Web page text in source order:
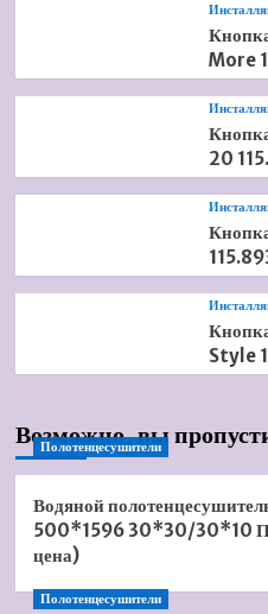
More
20
Style
Возможно, вы
Полотенцесушители
Водяной
500*1596 30*30/30*10
цена)
Полотенцесушители